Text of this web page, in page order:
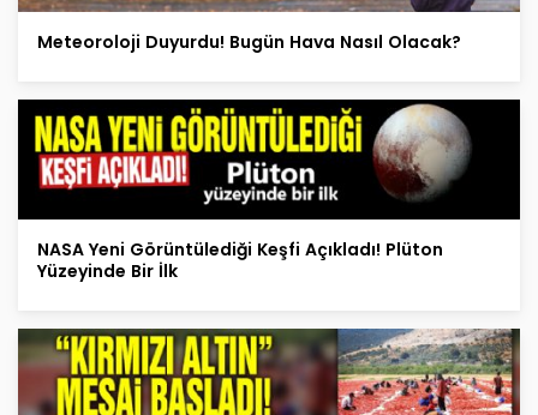
Meteoroloji Duyurdu! Bugün Hava Nasıl Olacak?
NASA Yeni Görüntülediği Keşfi Açıkladı! Plüton
Yüzeyinde Bir İlk